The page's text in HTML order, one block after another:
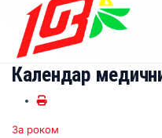
Календар
За роком